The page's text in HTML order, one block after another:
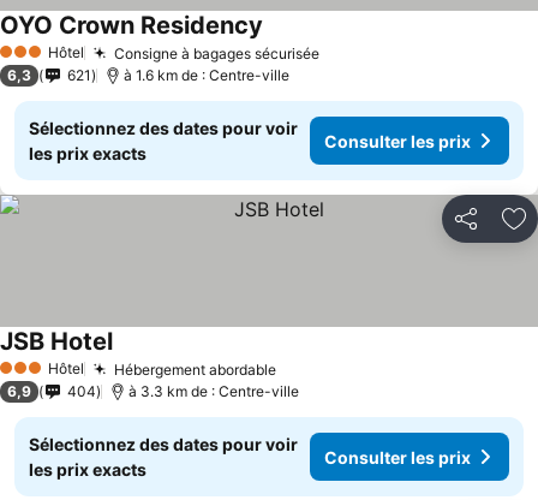
3 ÉtoilesHôtel Consigne à bagages sécurisée
OYO Crown Residency
6,3 621 à 1.6 km de : Centre-ville
Sélectionnez des dates pour voir
les prix exacts
Consulter les prix
Partager
3 ÉtoilesHôtel Hébergement abordable
JSB Hotel
6,9 404 à 3.3 km de : Centre-ville
Sélectionnez des dates pour voir
les prix exacts
Consulter les prix